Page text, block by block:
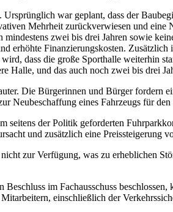
war geplant, dass der
Mehrheit zurückverwiesen und eine
zwei bis drei Jahren sowie
erhöhte Finanzierungskosten.
dass die große Sporthalle weiterhin
Halle, und das auch noch zwei bis drei
Die Bürgerinnen und Bürger fordern
Neubeschaffung eines Fahrzeugs für
seitens der Politik geforderten
und zusätzlich eine
zur Verfügung, was zu erheblichen
im Fachausschuss
einschließlich der